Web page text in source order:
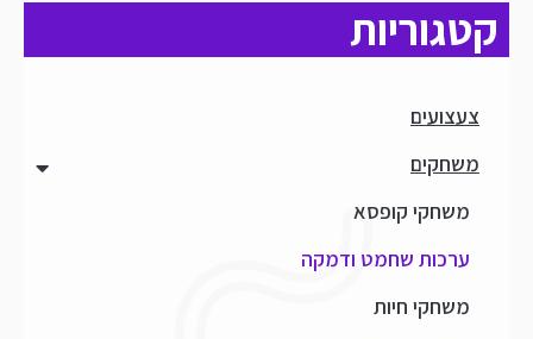
קטגוריות
צעצועים
משחקים
משחקי קופסא
ערכות שחמט ודמקה
משחקי חיות